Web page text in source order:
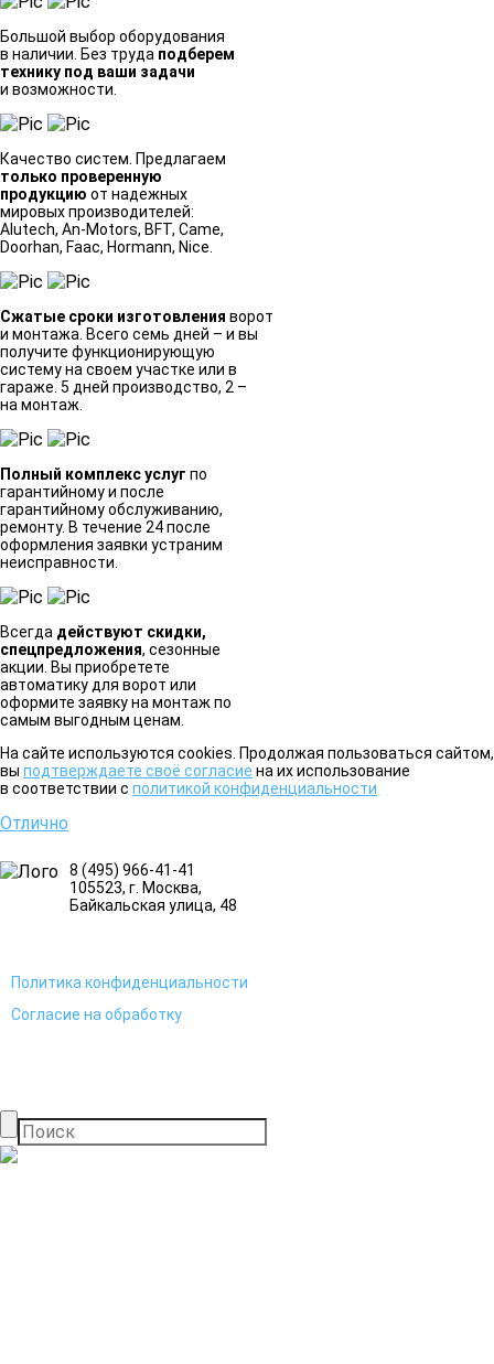
Большой выбор оборудования
в наличии. Без труда подберем
технику под ваши задачи
и возможности.
Качество систем. Предлагаем
только проверенную
продукцию от надежных
мировых производителей:
Alutech, An-Motors, BFT, Came,
Doorhan, Faac, Hormann, Nice.
Сжатые сроки изготовления ворот
и монтажа. Всего семь дней – и вы
получите функционирующую
систему на своем участке или в
гараже. 5 дней производство, 2 –
на монтаж.
Полный комплекс услуг по
гарантийному и после
гарантийному обслуживанию,
ремонту. В течение 24 после
оформления заявки устраним
неисправности.
Всегда действуют скидки,
спецпредложения, сезонные
акции. Вы приобретете
автоматику для ворот или
оформите заявку на монтаж по
самым выгодным ценам.
На сайте используются cookies. Продолжая пользоваться сайтом,
вы подтверждаете своё согласие на их использование
в соответствии с политикой конфиденциальности
Отлично
8 (495) 966-41-41
105523, г. Москва,
Байкальская улица, 48
Политика конфиденциальности
Согласие на обработку